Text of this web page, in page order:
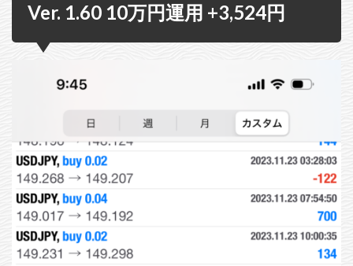
Ver. 1.60 10万円運用 +3,524円